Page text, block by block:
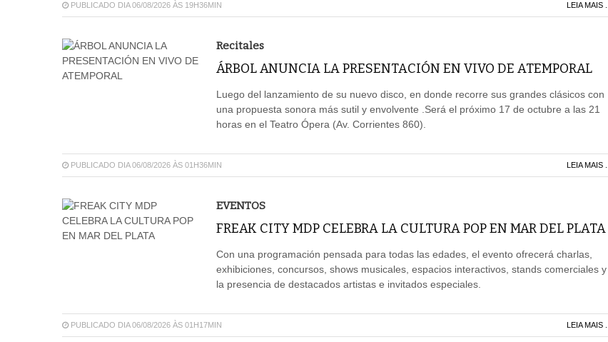
PUBLICADO DIA 06/08/2026 ÀS 19H36MIN LEIA MAIS ...
Recitales
ÁRBOL ANUNCIA LA PRESENTACIÓN EN VIVO DE ATEMPORAL
Luego del lanzamiento de su nuevo disco, en donde recorre sus grandes clásicos con
una propuesta sonora más sutil y envolvente .Será el próximo 17 de octubre a las 21
horas en el Teatro Ópera (Av. Corrientes 860).
PUBLICADO DIA 06/08/2026 ÀS 01H36MIN LEIA MAIS ...
EVENTOS
FREAK CITY MDP CELEBRA LA CULTURA POP EN MAR DEL PLATA
Con una programación pensada para todas las edades, el evento ofrecerá charlas,
exhibiciones, concursos, shows musicales, espacios interactivos, stands comerciales y
la presencia de destacados artistas e invitados especiales.
PUBLICADO DIA 06/08/2026 ÀS 01H17MIN LEIA MAIS ...